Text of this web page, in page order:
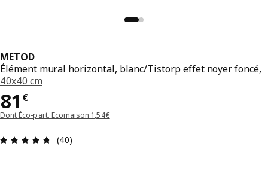
METOD
Élément mural horizontal, blanc/Tistorp effet noyer foncé,
40x40 cm
81 €
Prix 81€
Dont Éco-part. Ecomaison 1,54€
Avis: 4.7 sur 5 étoiles Nombre total d'avis: 40
(40)